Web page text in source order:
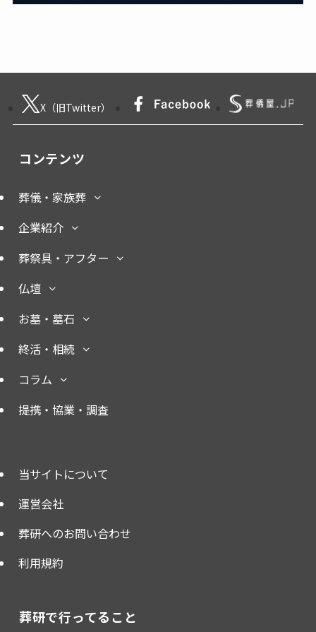
X（旧Twitter）
コンテンツ
葬儀・家族葬
企業紹介
葬祭具・アフター
仏壇
お墓・墓石
終活・相続
コラム
提携・協業・調査
当サイトについて
運営会社
葬研へのお問い合わせ
利用規約
葬研で行ってること